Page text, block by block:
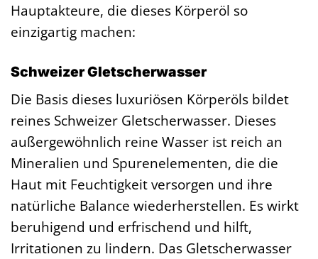
Hauptakteure, die dieses Körperöl so
einzigartig machen:
Schweizer Gletscherwasser
Die Basis dieses luxuriösen Körperöls bildet
reines Schweizer Gletscherwasser. Dieses
außergewöhnlich reine Wasser ist reich an
Mineralien und Spurenelementen, die die
Haut mit Feuchtigkeit versorgen und ihre
natürliche Balance wiederherstellen. Es wirkt
beruhigend und erfrischend und hilft,
Irritationen zu lindern. Das Gletscherwasser